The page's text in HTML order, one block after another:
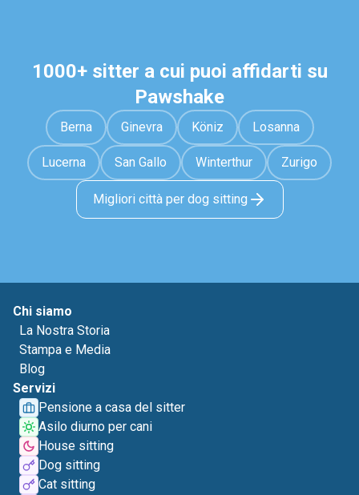
1000+ sitter a cui puoi affidarti su
Pawshake
Berna Ginevra Köniz Losanna
Lucerna San Gallo Winterthur Zurigo
Migliori città per dog sitting
Chi siamo
La Nostra Storia
Stampa e Media
Blog
Servizi
Pensione a casa del sitter
Asilo diurno per cani
House sitting
Dog sitting
Cat sitting